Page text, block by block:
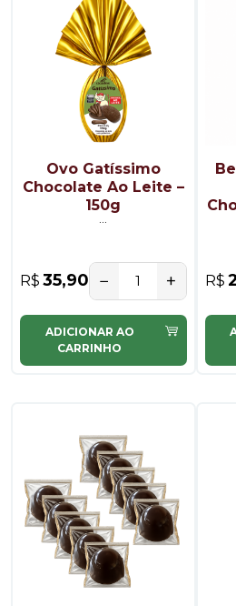
Ovo Gatíssimo
Chocolate Ao Leite –
150g
R$ 35,90 − +
ADICIONAR AO
CARRINHO
R$